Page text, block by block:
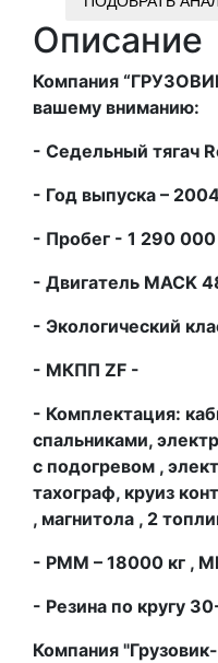
Описание
Компания
вашему вниманию:
- Седельный тягач
- Год выпуска –
- Пробег - 1 290
- Двигатель MACK
- Экологический
- МКПП ZF -
- Комплектация:
спальниками,
с подогревом ,
тахограф, круиз
, магнитола , 2
- РММ – 18000 кг ,
- Резина по кругу
Компания